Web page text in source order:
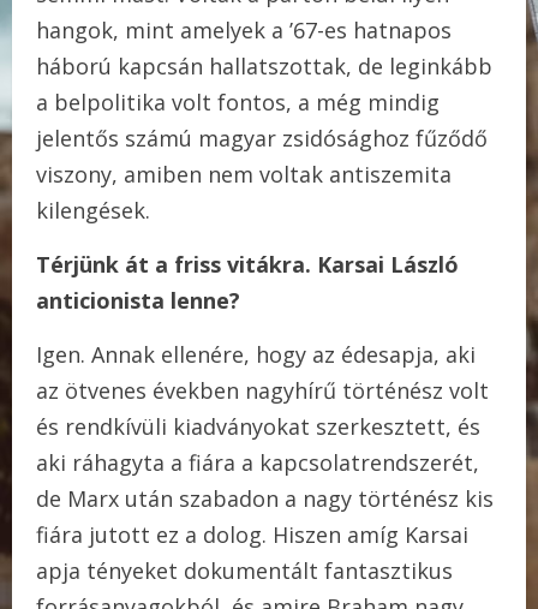
hangok, mint amelyek a ’67-es hatnapos
háború kapcsán hallatszottak, de leginkább
a belpolitika volt fontos, a még mindig
jelentős számú magyar zsidósághoz fűződő
viszony, amiben nem voltak antiszemita
kilengések.
Térjünk át a friss vitákra. Karsai László
anticionista lenne?
Igen. Annak ellenére, hogy az édesapja, aki
az ötvenes években nagyhírű történész volt
és rendkívüli kiadványokat szerkesztett, és
aki ráhagyta a fiára a kapcsolatrendszerét,
de Marx után szabadon a nagy történész kis
fiára jutott ez a dolog. Hiszen amíg Karsai
apja tényeket dokumentált fantasztikus